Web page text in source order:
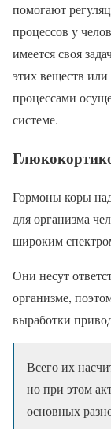
помогают
процессов у
имеется своя
этих веществ
процессами
системе.
Гормоны коры
для организма
широким
Они несут
организме,
выработки
Всего их
но при этом
основных